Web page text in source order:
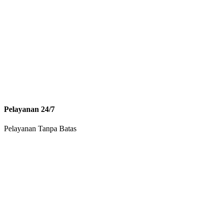
Pelayanan 24/7
Pelayanan Tanpa Batas